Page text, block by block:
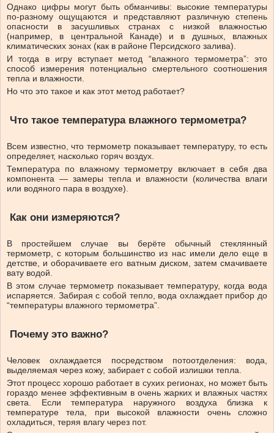
Однако цифры могут быть обманчивы: высокие температуры
по-разному ощущаются и представляют различную степень
опасности в засушливых странах с низкой влажностью
(например, в центральной Канаде) и в душных, влажных
климатических зонах (как в районе Персидского залива).
И тогда в игру вступает метод “влажного термометра”: это
способ измерения потенциально смертельного соотношения
тепла и влажности.
Но что это такое и как этот метод работает?
Что такое температура влажного термометра?
Всем известно, что термометр показывает температуру, то есть
определяет, насколько горяч воздух.
Температура по влажному термометру включает в себя два
компонента — замеры тепла и влажности (количества влаги
или водяного пара в воздухе).
Как они измеряются?
В простейшем случае вы берёте обычный стеклянный
термометр, с которым большинство из нас имели дело еще в
детстве, и оборачиваете его ватным диском, затем смачиваете
вату водой.
В этом случае термометр показывает температуру, когда вода
испаряется. Забирая с собой тепло, вода охлаждает прибор до
“температуры влажного термометра”.
Почему это важно?
Человек охлаждается посредством потоотделения: вода,
выделяемая через кожу, забирает с собой излишки тепла.
Этот процесс хорошо работает в сухих регионах, но может быть
гораздо менее эффективным в очень жарких и влажных частях
света. Если температура наружного воздуха близка к
температуре тела, при высокой влажности очень сложно
охладиться, теряя влагу через пот.